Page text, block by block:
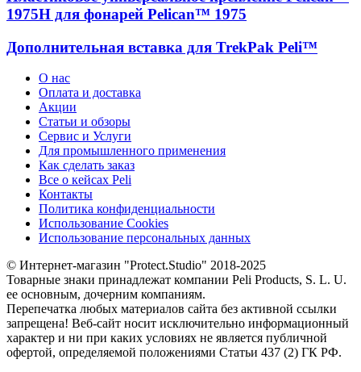
1975H для фонарей Pelican™ 1975
Дополнительная вставка для TrekPak Peli™
О нас
Оплата и доставка
Акции
Статьи и обзоры
Сервис и Услуги
Для промышленного применения
Как сделать заказ
Все о кейсах Peli
Контакты
Политика конфиденциальности
Использование Cookies
Использование персональных данных
© Интернет-магазин "Protect.Studio" 2018-2025
Товарные знаки принадлежат компании Peli Products, S. L. U.
ее основным, дочерним компаниям.
Перепечатка любых материалов сайта без активной ссылки
запрещена! Веб-сайт носит исключительно информационный
характер и ни при каких условиях не является публичной
офертой, определяемой положениями Статьи 437 (2) ГК РФ.